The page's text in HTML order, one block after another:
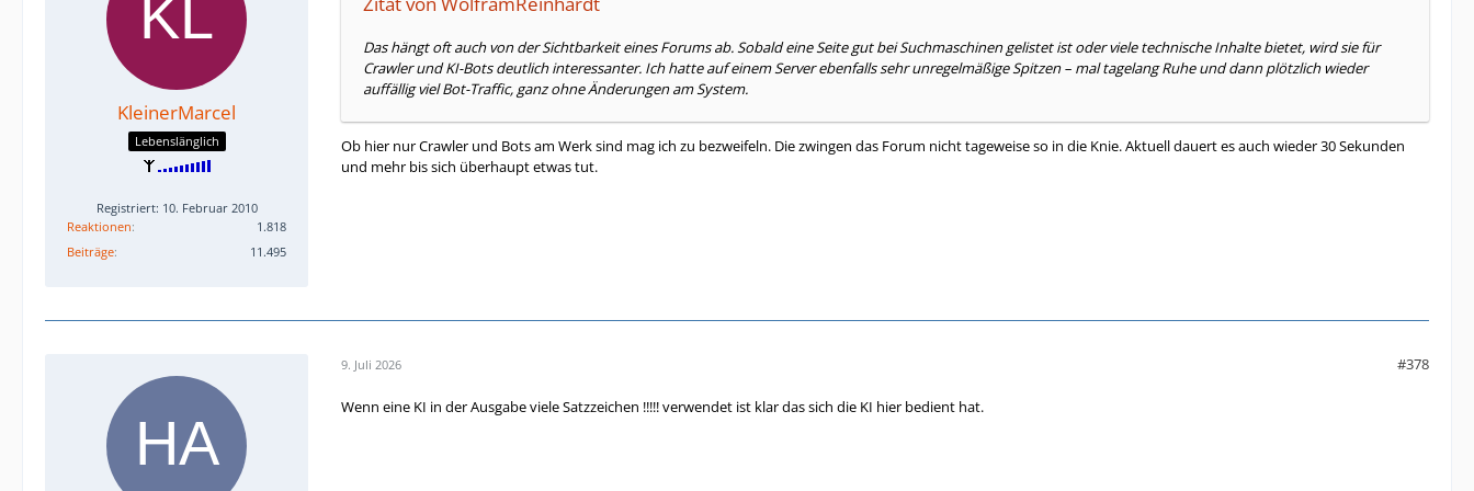
KleinerMarcel
Lebenslänglich
Registriert: 10. Februar 2010
Reaktionen
1.818
Beiträge
11.495
Das hängt oft auch von der Sichtbarkeit eines Forums ab. Sobald eine Seite gut bei Suchmaschinen gelistet ist oder viele technische Inhalte bietet, wird sie für
Crawler und KI-Bots deutlich interessanter. Ich hatte auf einem Server ebenfalls sehr unregelmäßige Spitzen – mal tagelang Ruhe und dann plötzlich wieder
auffällig viel Bot-Traffic, ganz ohne Änderungen am System.
Ob hier nur Crawler und Bots am Werk sind mag ich zu bezweifeln. Die zwingen das Forum nicht tageweise so in die Knie. Aktuell dauert es auch wieder 30 Sekunden
und mehr bis sich überhaupt etwas tut.
9. Juli 2026 #378
Wenn eine KI in der Ausgabe viele Satzzeichen !!!!! verwendet ist klar das sich die KI hier bedient hat.